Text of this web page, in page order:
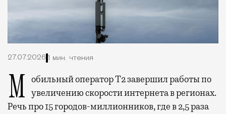
27.07.2026 1 мин. чтения
Мобильный оператор Т2 завершил работы по увеличению скорости интернета в регионах.
Речь про 15 городов-миллионников, где в 2,5 раза